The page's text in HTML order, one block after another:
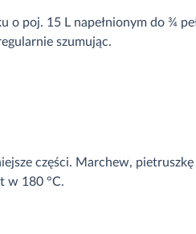
o poj. 15 L napełnionym do ¾
szumując.
części. Marchew,
w 180 °C.